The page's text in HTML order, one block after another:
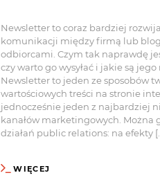
Newsletter to coraz bardziej
komunikacji między firmą lub
odbiorcami. Czym tak naprawdę
czy warto go wysyłać i jakie są
Newsletter to jeden ze sposobów
wartościowych treści na stronie
jednocześnie jeden z najbardziej
kanałów marketingowych. Można
działań public relations: na efekty
WIĘCEJ